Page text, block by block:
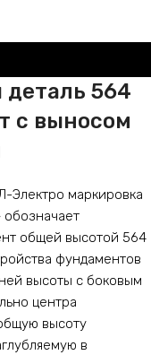
деталь 564
с выносом
Электро маркировка
обозначает
общей высотой 564
фундаментов
высоты с боковым
центра
высоту
в